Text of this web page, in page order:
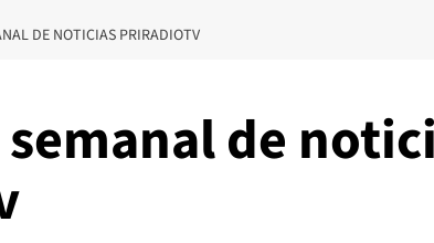
DE NOTICIAS PRIRADIOTV
de